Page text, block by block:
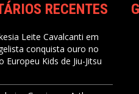
RECENTES
Leite Cavalcanti em
conquista ouro no
Europeu Kids de Jiu-Jitsu